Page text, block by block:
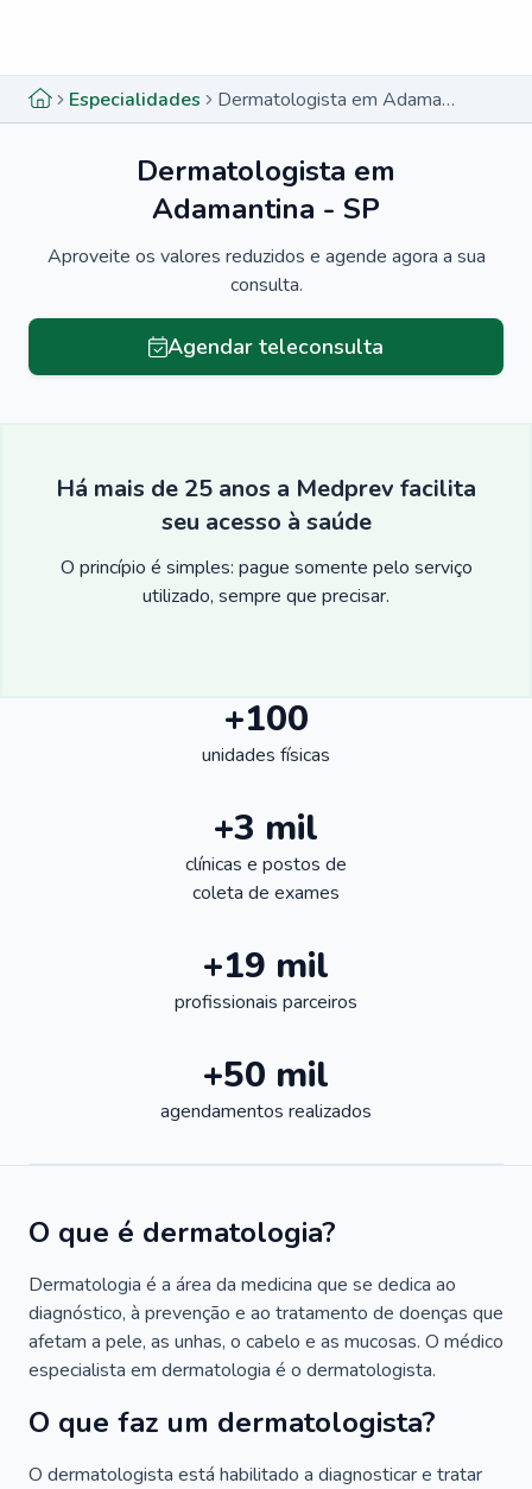
Especialidades Dermatologista em Adamantina - SP
Dermatologista em
Adamantina - SP
Aproveite os valores reduzidos e agende agora a sua
consulta.
Agendar teleconsulta
Há mais de 25 anos a Medprev facilita
seu acesso à saúde
O princípio é simples: pague somente pelo serviço
utilizado, sempre que precisar.
+100
unidades físicas
+3 mil
clínicas e postos de
coleta de exames
+19 mil
profissionais parceiros
+50 mil
agendamentos realizados
O que é dermatologia?
Dermatologia é a área da medicina que se dedica ao
diagnóstico, à prevenção e ao tratamento de doenças que
afetam a pele, as unhas, o cabelo e as mucosas. O médico
especialista em dermatologia é o dermatologista.
O que faz um dermatologista?
O dermatologista está habilitado a diagnosticar e tratar